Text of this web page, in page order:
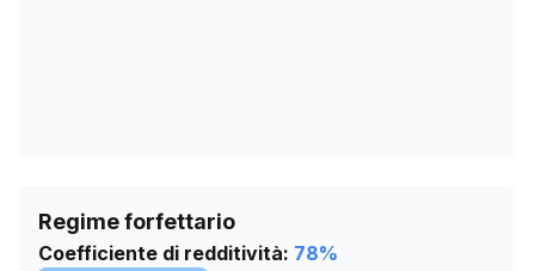
Regime forfettario
Coefficiente di redditività: 78%